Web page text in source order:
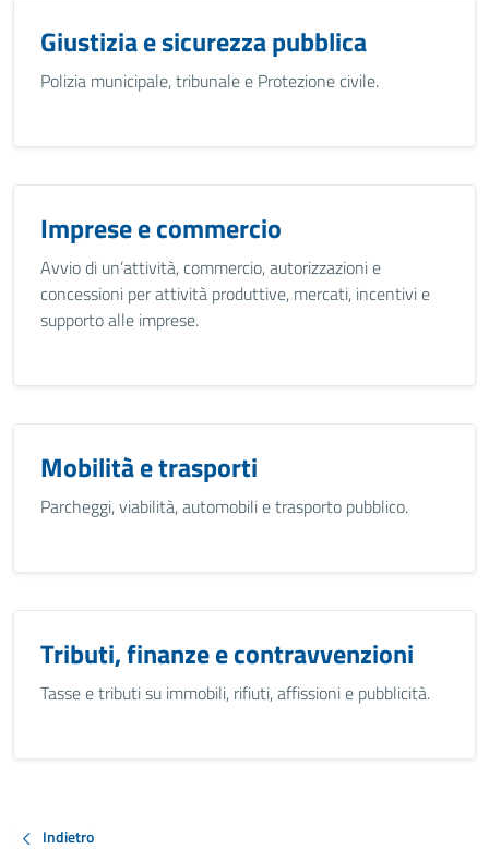
Giustizia e sicurezza pubblica
Polizia municipale, tribunale e Protezione civile.
Imprese e commercio
Avvio di un’attività, commercio, autorizzazioni e
concessioni per attività produttive, mercati, incentivi e
supporto alle imprese.
Mobilità e trasporti
Parcheggi, viabilità, automobili e trasporto pubblico.
Tributi, finanze e contravvenzioni
Tasse e tributi su immobili, rifiuti, affissioni e pubblicità.
Indietro